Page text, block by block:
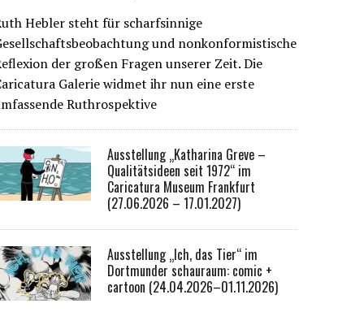
Hebler steht für scharfsinnige
und nonkonformistische
der großen Fragen unserer Zeit. Die
Galerie widmet ihr nun eine erste
Ruthrospektive
Ausstellung „Katharina Greve –
Qualitätsideen seit 1972“ im
Caricatura Museum Frankfurt
(27.06.2026 – 17.01.2027)
Ausstellung „Ich, das Tier“ im
Dortmunder schauraum: comic +
cartoon (24.04.2026–01.11.2026)